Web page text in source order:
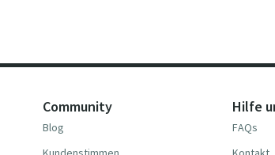
Community
Blog
Hilfe
FAQs